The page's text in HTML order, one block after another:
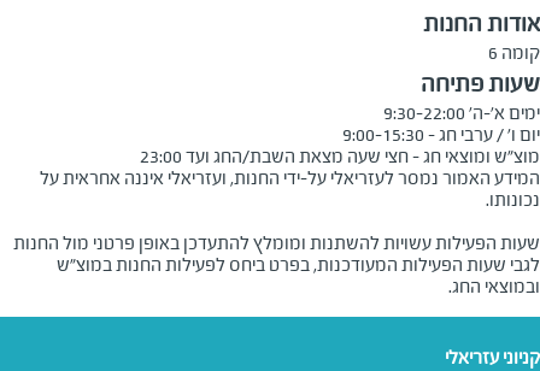
אודות החנות
קומה 6
שעות פתיחה
מוצ"ש ומוצאי חג - חצי שעה מצאת השבת/החג ועד 23:00
המידע האמור נמסר לעזריאלי על-ידי החנות, ועזריאלי איננה אחראית על
שעות הפעילות עשויות להשתנות ומומלץ להתעדכן באופן פרטני מול החנות
לגבי שעות הפעילות המעודכנות, בפרט ביחס לפעילות החנות במוצ"ש
ובמוצאי החג.
קניוני עזריאלי